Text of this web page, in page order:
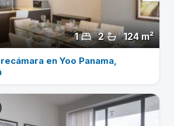
124 m²
2
1
en Yoo Panama,